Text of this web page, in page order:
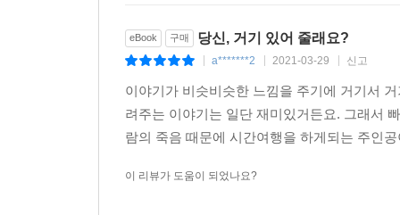
유려한 글쓰기가 돋보이는 매력적인 책이다.
eBook 구매 당신, 거기 있어 줄래요?
a*******2 2021-03-29 신고
이야기가 비슷비슷한 느낌을 주기에 거기서
려주는 이야기는 일단 재미있거든요. 그래서
람의 죽음 때문에 시간여행을 하게되는 주인
이 리뷰가 도움이 되었나요?